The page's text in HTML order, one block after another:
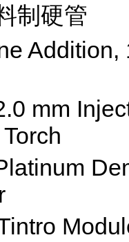
制硬管
Addition,
mm